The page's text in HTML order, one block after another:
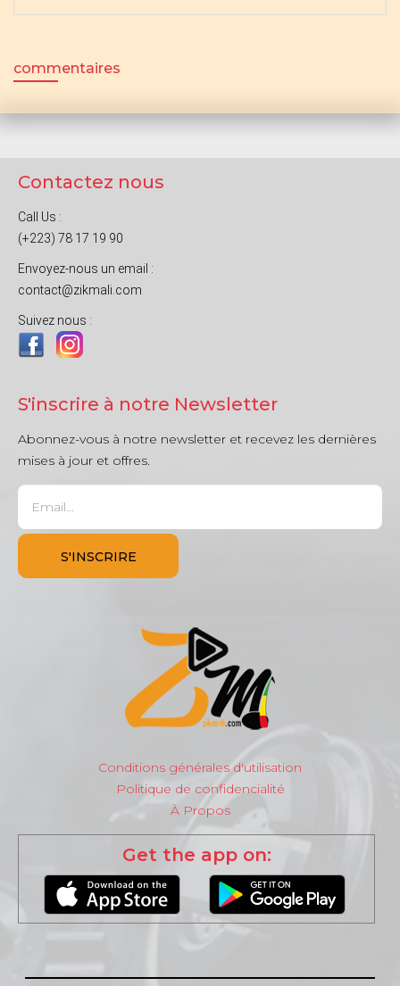
commentaires
Contactez nous
Call Us :
(+223) 78 17 19 90
Envoyez-nous un email :
contact@zikmali.com
Suivez nous :
S'inscrire à notre Newsletter
Abonnez-vous à notre newsletter et recevez les dernières
mises à jour et offres.
Conditions générales d'utilisation
Politique de confidencialité
À Propos
Get the app on: